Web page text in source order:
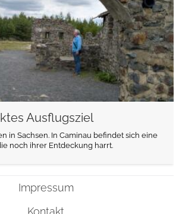
Ausflugsziel
in Sachsen. In Caminau befindet sich eine
noch ihrer Entdeckung harrt.
Impressum